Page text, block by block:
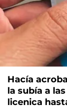
Hacía
la subía a
licenica